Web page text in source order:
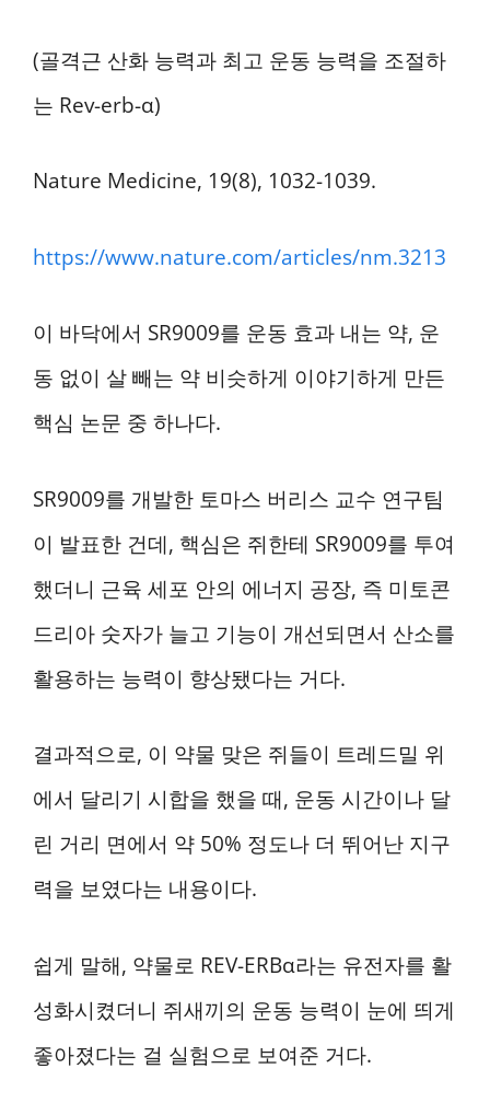
(골격근 산화 능력과 최고 운동 능력을 조절하
는 Rev-erb-α)
Nature Medicine, 19(8), 1032-1039.
https://www.nature.com/articles/nm.3213
이 바닥에서 SR9009를 운동 효과 내는 약, 운
동 없이 살 빼는 약 비슷하게 이야기하게 만든
핵심 논문 중 하나다.
SR9009를 개발한 토마스 버리스 교수 연구팀
이 발표한 건데, 핵심은 쥐한테 SR9009를 투여
했더니 근육 세포 안의 에너지 공장, 즉 미토콘
드리아 숫자가 늘고 기능이 개선되면서 산소를
활용하는 능력이 향상됐다는 거다.
결과적으로, 이 약물 맞은 쥐들이 트레드밀 위
에서 달리기 시합을 했을 때, 운동 시간이나 달
린 거리 면에서 약 50% 정도나 더 뛰어난 지구
력을 보였다는 내용이다.
쉽게 말해, 약물로 REV-ERBα라는 유전자를 활
성화시켰더니 쥐새끼의 운동 능력이 눈에 띄게
좋아졌다는 걸 실험으로 보여준 거다.